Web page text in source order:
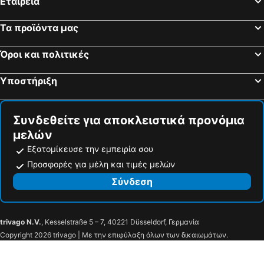
Τα προϊόντα μας
Όροι και πολιτικές
Υποστήριξη
Συνδεθείτε για αποκλειστικά προνόμια
μελών
Εξατομίκευσε την εμπειρία σου
Προσφορές για μέλη και τιμές μελών
Σύνδεση
trivago N.V., Kesselstraße 5 – 7, 40221 Düsseldorf, Γερμανία
Copyright 2026 trivago | Με την επιφύλαξη όλων των δικαιωμάτων.